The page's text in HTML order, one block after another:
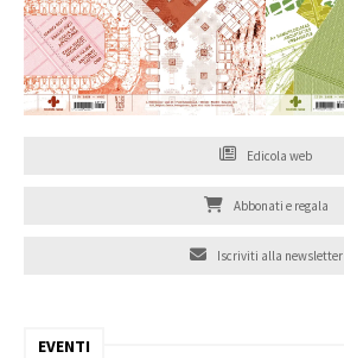
Edicola web
Abbonati e regala
Iscriviti alla newsletter
EVENTI